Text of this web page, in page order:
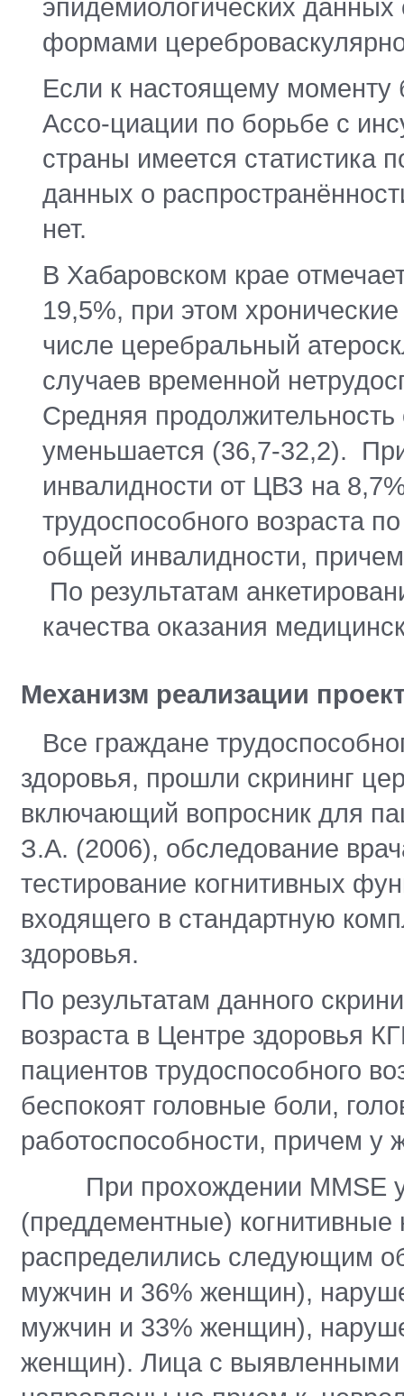
эпидемиологических
формами
Если к настоящему моменту
Ассо-циации по борьбе с
страны имеется статистика
данных о
нет.
В Хабаровском крае
19,5%, при этом
числе церебральный
случаев временной
Средняя
уменьшается (36,7-32,2).
инвалидности от ЦВЗ на
трудоспособного возраста
общей инвалидности,
По результатам
качества оказания
Механизм реализации
Все граждане
здоровья, прошли скрининг
включающий вопросник для
З.А. (2006), обследование
тестирование когнитивных
входящего в стандартную
здоровья.
По результатам данного
возраста в Центре здоровья
пациентов трудоспособного
беспокоят головные боли,
работоспособности, причем
При прохождении MMSE у
(преддементные)
распределились следующим
мужчин и 36% женщин),
мужчин и 33% женщин),
женщин). Лица с выявленными